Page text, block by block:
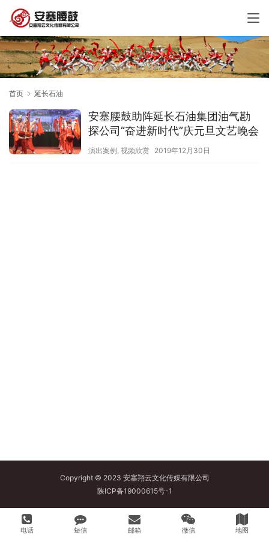
首页 延长石油
安塞腰鼓助阵延长石油集团油气勘
探公司“奋进新时代”庆元旦文艺晚会
演出案例, 视频欣赏 2019年12月30日
Copyright © 2023 安塞翔云文化传媒有限公司
陕ICP备19000615号-1
电话 短信 邮箱 微信 地图